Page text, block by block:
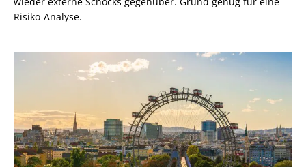
Risiko-Analyse.